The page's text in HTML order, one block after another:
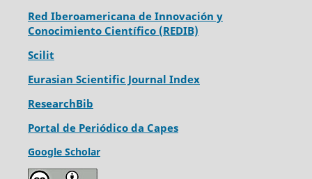
Red Iberoamericana de Innovación y
Conocimiento Científico (REDIB)
Scilit
Eurasian Scientific Journal Index
ResearchBib
Portal de Periódico da Capes
Google Scholar